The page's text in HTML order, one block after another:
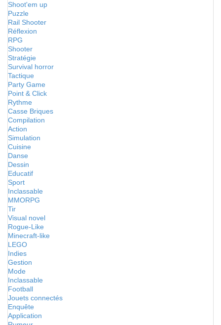
Shoot'em up
Puzzle
Rail Shooter
Réflexion
RPG
Shooter
Stratégie
Survival horror
Tactique
Party Game
Point & Click
Rythme
Casse Briques
Compilation
Action
Simulation
Cuisine
Danse
Dessin
Educatif
Sport
Inclassable
MMORPG
Tir
Visual novel
Rogue-Like
Minecraft-like
LEGO
Indies
Gestion
Mode
Inclassable
Football
Jouets connectés
Enquête
Application